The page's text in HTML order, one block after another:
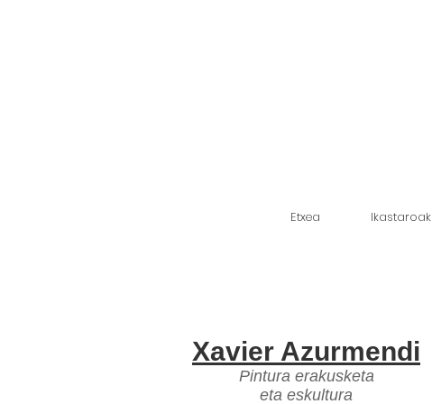
Etxea Ikastaroak
Xavier Azurmendi
Pintura erakusketa
eta eskultura